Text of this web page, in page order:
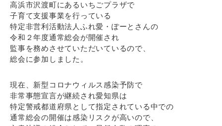
高浜市沢渡町にあるいちごプラザで
子育て支援事業を行っている
特定非営利活動法人ふれ愛・ぽーとさんの
令和２年度通常総会が開催され
監事を務めさせていただいているので、
総会に参加しました。
現在、新型コロナウィルス感染予防で
非常事態宣言が継続され愛知県は
特定警戒都道府県として指定されている中での
通常総会の開催は感染リスクが高いので、